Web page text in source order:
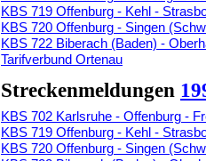
KBS 719 Offenburg - Kehl -
KBS 720 Offenburg - Singen
KBS 722 Biberach (Baden) -
Tarifverbund Ortenau
Streckenmeldungen
KBS 702 Karlsruhe - Offenburg -
KBS 719 Offenburg - Kehl -
KBS 720 Offenburg - Singen